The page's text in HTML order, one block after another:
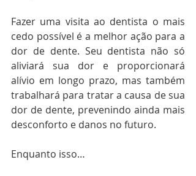
Fazer uma visita ao dentista o mais
cedo possível é a melhor ação para a
dor de dente. Seu dentista não só
aliviará sua dor e proporcionará
alívio em longo prazo, mas também
trabalhará para tratar a causa de sua
dor de dente, prevenindo ainda mais
desconforto e danos no futuro.
Enquanto isso…